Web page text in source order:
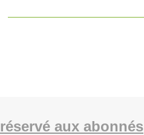
aux abonnés